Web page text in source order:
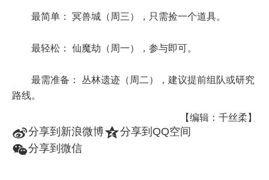
最简单： 冥兽城（周三），只需捡一个道具。
最轻松： 仙魔劫（周一），参与即可。
最需准备： 丛林遗迹（周二），建议提前组队或研究
路线。
【编辑：千丝柔】
t分享到新浪微博z分享到QQ空间
w分享到微信